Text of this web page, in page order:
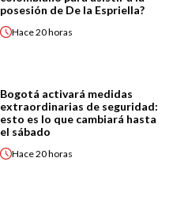
posesión de De la Espriella?
Hace20 horas
Bogotá activará medidas
extraordinarias de seguridad:
esto es lo que cambiará hasta
el sábado
Hace20 horas